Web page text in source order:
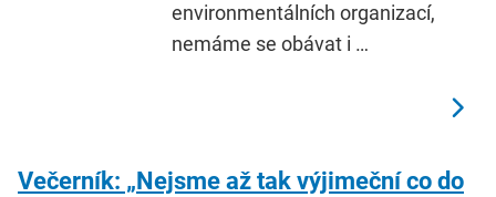
environmentálních organizací,
nemáme se obávat i …
Večerník: „Nejsme až tak výjimeční co do